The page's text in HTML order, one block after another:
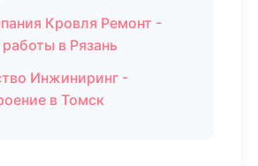
Кровля Ремонт -
в Рязань
Инжиниринг -
в Томск